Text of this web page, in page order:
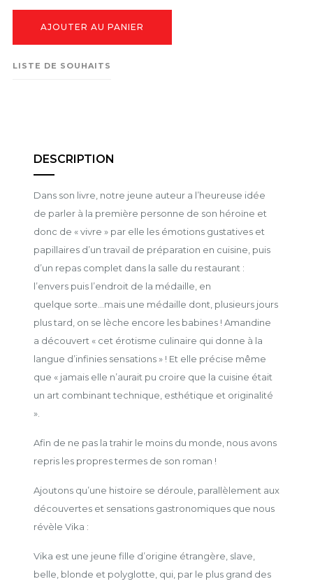
AJOUTER AU PANIER
LISTE DE SOUHAITS
DESCRIPTION
Dans son livre, notre jeune auteur a l’heureuse idée
de parler à la première personne de son héroïne et
donc de « vivre » par elle les émotions gustatives et
papillaires d’un travail de préparation en cuisine, puis
d’un repas complet dans la salle du restaurant :
l’envers puis l’endroit de la médaille, en
quelque sorte...mais une médaille dont, plusieurs jours
plus tard, on se lèche encore les babines ! Amandine
a découvert « cet érotisme culinaire qui donne à la
langue d’infinies sensations » ! Et elle précise même
que « jamais elle n’aurait pu croire que la cuisine était
un art combinant technique, esthétique et originalité
».
Afin de ne pas la trahir le moins du monde, nous avons
repris les propres termes de son roman !
Ajoutons qu’une histoire se déroule, parallèlement aux
découvertes et sensations gastronomiques que nous
révèle Vika :
Vika est une jeune fille d’origine étrangère, slave,
belle, blonde et polyglotte, qui, par le plus grand des